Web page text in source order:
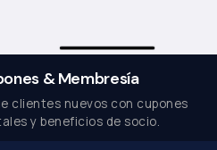
& Membresía
clientes nuevos con cupones
y beneficios de socio.